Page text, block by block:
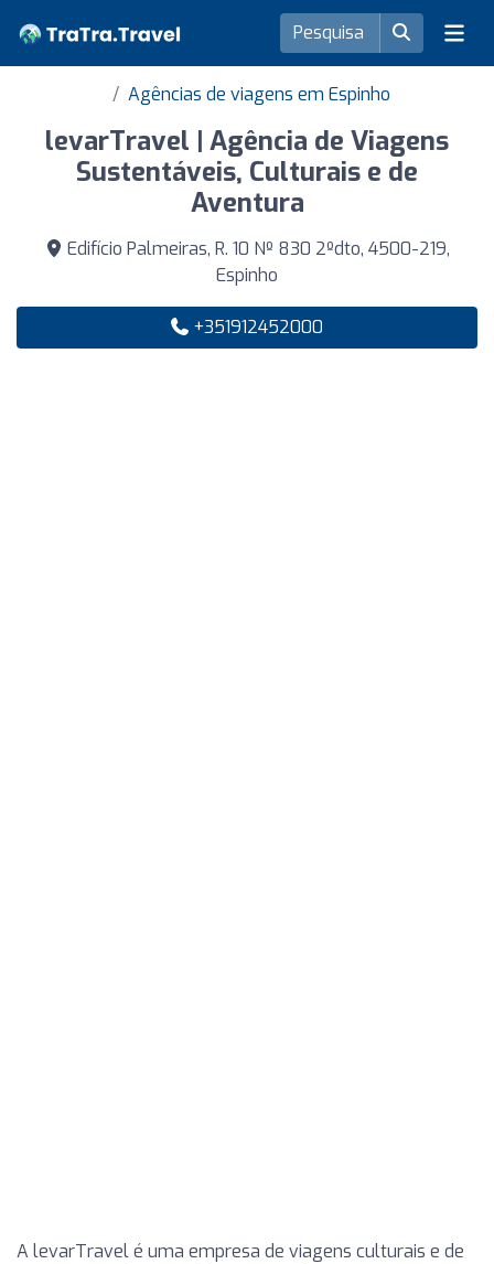
Agências de viagens em Espinho
levarTravel | Agência de Viagens
Sustentáveis, Culturais e de
Aventura
Edifício Palmeiras, R. 10 Nº 830 2ºdto, 4500-219,
Espinho
+351912452000
A levarTravel é uma empresa de viagens culturais e de